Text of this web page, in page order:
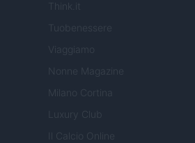
Tuobenessere
Viaggiamo
Nonne Magazine
Milano Cortina
Luxury Club
Il Calcio Online